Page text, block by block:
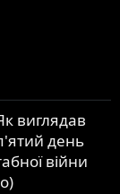
виглядав
день
війни